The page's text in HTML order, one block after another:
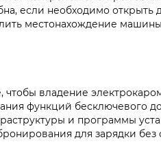
если необходимо
местонахождение
чтобы владение
функций бесключевого
и программы
для зарядки